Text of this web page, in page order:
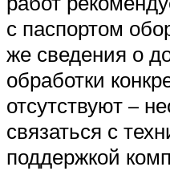
с паспортом
же сведения о
обработки
отсутствуют –
связаться с
поддержкой